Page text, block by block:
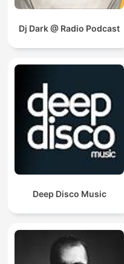
Dj Dark @ Radio Podcast
Deep Disco Music